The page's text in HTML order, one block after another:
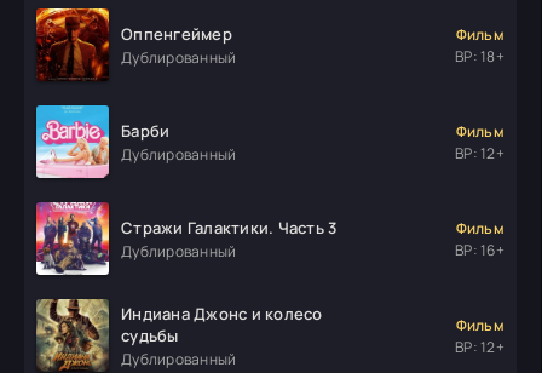
Оппенгеймер
Дублированный
Фильм
ВР: 18+
Барби
Дублированный
Фильм
ВР: 12+
Стражи Галактики. Часть 3
Дублированный
Фильм
ВР: 16+
Индиана Джонс и колесо
судьбы
Дублированный
Фильм
ВР: 12+